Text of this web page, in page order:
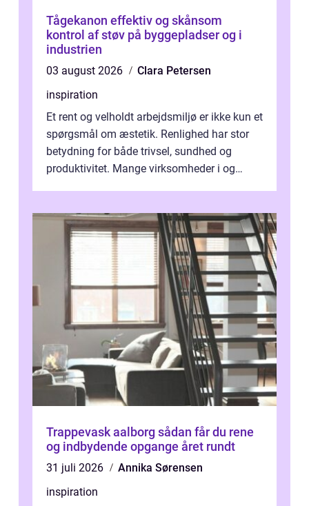
Tågekanon effektiv og skånsom
kontrol af støv på byggepladser og i
industrien
03 august 2026
Clara Petersen
inspiration
Et rent og velholdt arbejdsmiljø er ikke kun et
spørgsmål om æstetik. Renlighed har stor
betydning for både trivsel, sundhed og
produktivitet. Mange virksomheder i og
Trappevask aalborg sådan får du rene
og indbydende opgange året rundt
31 juli 2026
Annika Sørensen
inspiration